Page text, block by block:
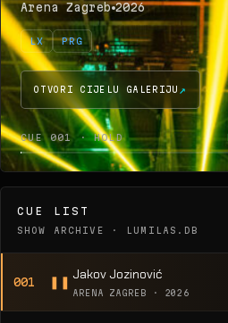
Arena Zagreb 2026
LX PRG
OTVORI CIJELU GALERIJU
CUE 001 · HOLD
CUE LIST
SHOW ARCHIVE · LUMILAS.DB
001 ❚❚ Jakov Jozinović
ARENA ZAGREB · 2026